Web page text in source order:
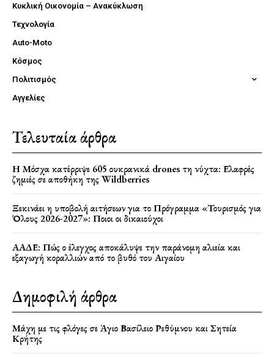
Κυκλική Οικονομία – Ανακύκλωση
Τεχνολογία
Auto-Moto
Κόσμος
Πολιτισμός
Αγγελίες
Τελευταία άρθρα
Η Μόσχα κατέρριψε 605 ουκρανικά drones τη νύχτα: Ελαφρές
ζημιές σε αποθήκη της Wildberries
Ξεκινάει η υποβολή αιτήσεων για το Πρόγραμμα «Τουρισμός για
Όλους 2026-2027»: Ποιοι οι δικαιούχοι
ΑΑΔΕ: Πώς ο έλεγχος αποκάλυψε την παράνομη αλιεία και
εξαγωγή κοραλλιών από το βυθό του Αιγαίου
Δημοφιλή άρθρα
Μάχη με τις φλόγες σε Άγιο Βασίλειο Ρεθύμνου και Σητεία
Κρήτης